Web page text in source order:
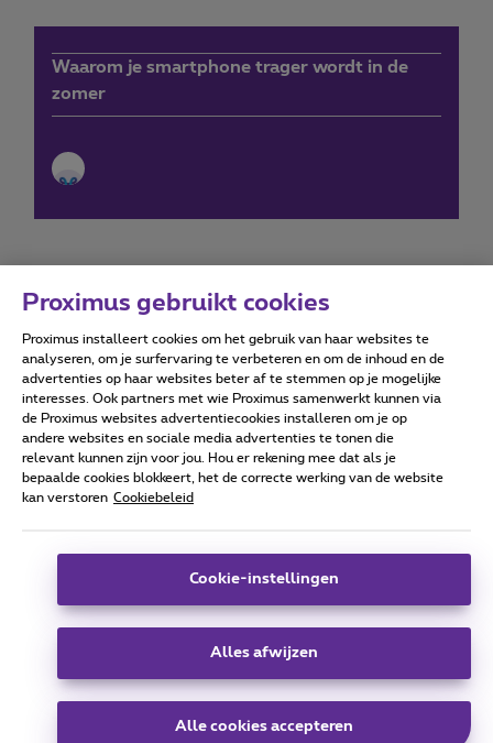
Waarom je smartphone trager wordt in de
zomer
Forumvoorwaarden Accessibility statement
Alle rechten voorbehouden. © Proximus
Algemene voorwaarden, consumenteninfo
Deze website is gecreëerd en wordt beheerd conform het
Koning Albert II-laan 27 - B-1030 Brussel.
Carrier & Wholesale Solutions
Telindus
Proximus gebruikt cookies
Proximus installeert cookies om het gebruik van haar websites te
analyseren, om je surfervaring te verbeteren en om de inhoud en de
advertenties op haar websites beter af te stemmen op je mogelijke
interesses. Ook partners met wie Proximus samenwerkt kunnen via
de Proximus websites advertentiecookies installeren om je op
andere websites en sociale media advertenties te tonen die
relevant kunnen zijn voor jou. Hou er rekening mee dat als je
bepaalde cookies blokkeert, het de correcte werking van de website
kan verstoren Cookiebeleid
Cookie-instellingen
Alles afwijzen
Alle cookies accepteren